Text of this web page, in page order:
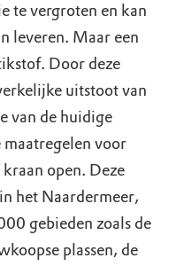
te vergroten en kan
leveren. Maar een
Door deze
uitstoot van
van de huidige
voor
open. Deze
het Naardermeer,
gebieden zoals de
plassen, de